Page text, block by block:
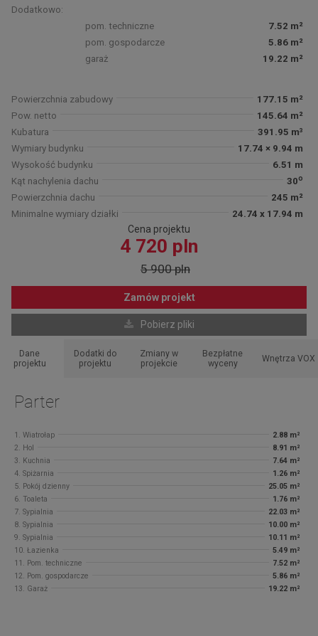
Dodatkowo:
pom. techniczne
7.52 m²
pom. gospodarcze
5.86 m²
garaż
19.22 m²
Powierzchnia zabudowy
177.15 m²
Pow. netto
145.64 m²
Kubatura
391.95 m³
Wymiary budynku
17.74 × 9.94 m
Wysokość budynku
6.51 m
Kąt nachylenia dachu
30o
Powierzchnia dachu
245 m²
Minimalne wymiary działki
24.74 x 17.94 m
Cena projektu
4 720 pln
5 900 pln
Zamów projekt
Pobierz pliki
Dane
projektu
Dodatki do
projektu
Zmiany w
projekcie
Bezpłatne
wyceny
Wnętrza VOX
Parter
1. Wiatrołap
2.88 m²
2. Hol
8.91 m²
3. Kuchnia
7.64 m²
4. Spiżarnia
1.26 m²
5. Pokój dzienny
25.05 m²
6. Toaleta
1.76 m²
7. Sypialnia
22.03 m²
8. Sypialnia
10.00 m²
9. Sypialnia
10.11 m²
10. Łazienka
5.49 m²
11. Pom. techniczne
7.52 m²
12. Pom. gospodarcze
5.86 m²
13. Garaż
19.22 m²